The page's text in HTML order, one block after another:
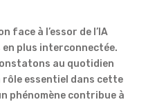
face à l’essor de l’IA
plus interconnectée.
au quotidien
essentiel dans cette
phénomène contribue à